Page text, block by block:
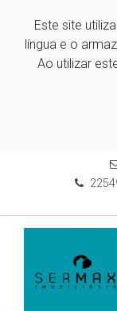
Este site
língua e o
Ao utilizar